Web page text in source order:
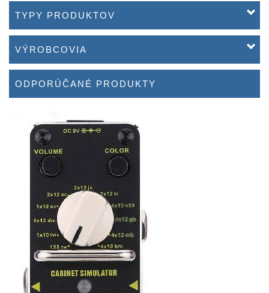
TYPY PRODUKTOV
VÝROBCOVIA
ODPORÚČANÉ PRODUKTY